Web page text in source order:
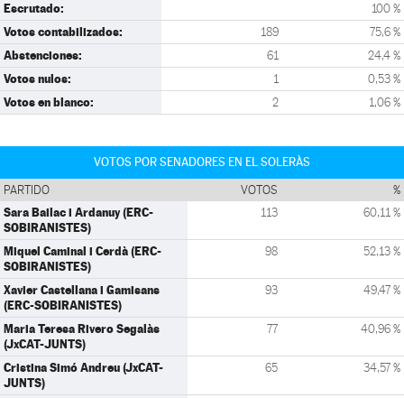
Escrutado: 100 %
Votos contabilizados: 189 75,6 %
Abstenciones: 61 24,4 %
Votos nulos: 1 0,53 %
Votos en blanco: 2 1,06 %
VOTOS POR SENADORES EN EL SOLERÀS
PARTIDO VOTOS %
Sara Bailac i Ardanuy (ERC-
SOBIRANISTES)
113 60,11 %
Miquel Caminal i Cerdà (ERC-
SOBIRANISTES)
98 52,13 %
Xavier Castellana i Gamisans
(ERC-SOBIRANISTES)
93 49,47 %
Maria Teresa Rivero Segalàs
(JxCAT-JUNTS)
77 40,96 %
Cristina Simó Andreu (JxCAT-
JUNTS)
65 34,57 %